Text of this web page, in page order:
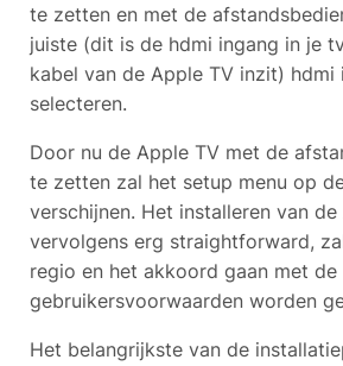
te zetten en met de
juiste (dit is de hdmi ingang in je
kabel van de Apple TV inzit) hdmi
selecteren.
Door nu de Apple TV met de
te zetten zal het setup menu op
verschijnen. Het installeren van
vervolgens erg straightforward,
regio en het akkoord gaan met de
gebruikersvoorwaarden worden
Het belangrijkste van de